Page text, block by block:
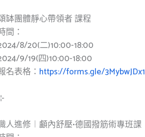
缽團體靜心帶領者 課程
間：
8/20(二)10:00-18:00
9/19(四)10:00-18:00
名表格： https://forms.gle/
人進修︱顱內舒壓•德國撥筋術專班課